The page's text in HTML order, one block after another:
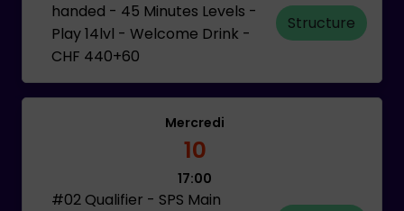
handed - 45 Minutes Levels -
Play 14lvl - Welcome Drink -
CHF 440+60
Structure
Mercredi
10
17:00
#02 Qualifier - SPS Main